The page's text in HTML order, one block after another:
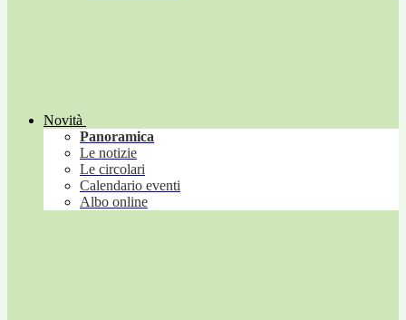
Novità
Panoramica
Le notizie
Le circolari
Calendario eventi
Albo online